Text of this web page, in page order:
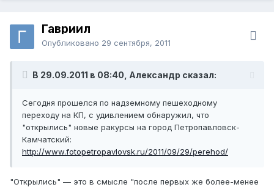
Гавриил
Опубликовано 29 сентября, 2011
В 29.09.2011 в 08:40, Александр сказал:
Сегодня прошелся по надземному пешеходному
переходу на КП, с удивлением обнаружил, что
"открылись" новые ракурсы на город Петропавловск-
Камчатский:
http://www.fotopetropavlovsk.ru/2011/09/29/perehod/
"Открылись" — это в смысле "после первых же более-менее